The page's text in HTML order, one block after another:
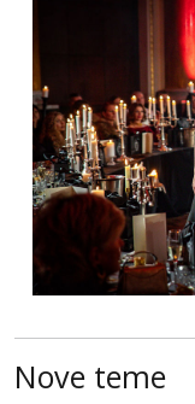
Nove teme